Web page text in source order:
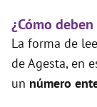
¿Cómo
La forma de
de Agesta, en
un número